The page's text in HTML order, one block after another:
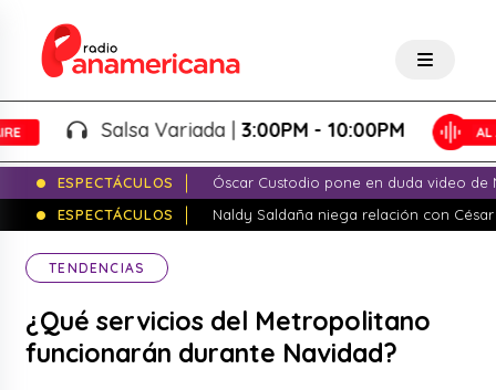
Salsa Variada |3:00PM - 10:00PM
ESPECTÁCULOS
Óscar Custodio pone en duda video de
ESPECTÁCULOS
Naldy Saldaña niega relación con
TENDENCIAS
¿Qué servicios del Metropolitano
funcionarán durante Navidad?